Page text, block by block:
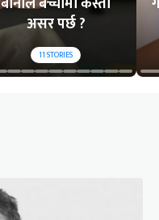
असर पर्छ ?
11STORIES